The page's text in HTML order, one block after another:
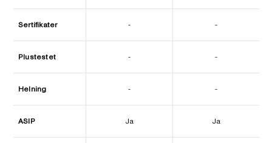
Sertifikater - -
Plustestet - -
Helning - -
ASIP Ja Ja